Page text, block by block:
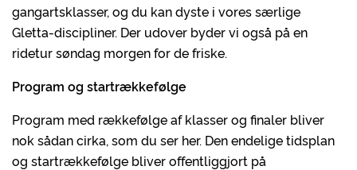
gangartsklasser, og du kan dyste i vores særlige
Gletta-discipliner. Der udover byder vi også på en
ridetur søndag morgen for de friske.
Program og startrækkefølge
Program med rækkefølge af klasser og finaler bliver
nok sådan cirka, som du ser her. Den endelige tidsplan
og startrækkefølge bliver offentliggjort på